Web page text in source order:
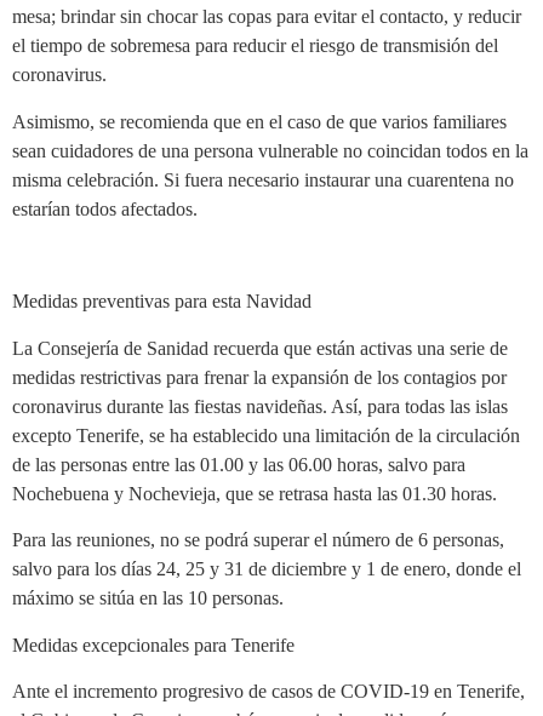
mesa; brindar sin chocar las copas para evitar el contacto, y reducir
el tiempo de sobremesa para reducir el riesgo de transmisión del
coronavirus.
Asimismo, se recomienda que en el caso de que varios familiares
sean cuidadores de una persona vulnerable no coincidan todos en la
misma celebración. Si fuera necesario instaurar una cuarentena no
estarían todos afectados.
Medidas preventivas para esta Navidad
La Consejería de Sanidad recuerda que están activas una serie de
medidas restrictivas para frenar la expansión de los contagios por
coronavirus durante las fiestas navideñas. Así, para todas las islas
excepto Tenerife, se ha establecido una limitación de la circulación
de las personas entre las 01.00 y las 06.00 horas, salvo para
Nochebuena y Nochevieja, que se retrasa hasta las 01.30 horas.
Para las reuniones, no se podrá superar el número de 6 personas,
salvo para los días 24, 25 y 31 de diciembre y 1 de enero, donde el
máximo se sitúa en las 10 personas.
Medidas excepcionales para Tenerife
Ante el incremento progresivo de casos de COVID-19 en Tenerife,